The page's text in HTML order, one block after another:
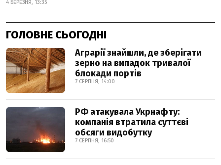
4 БЕРЕЗНЯ, 13:35
ГОЛОВНЕ СЬОГОДНІ
Аграрії знайшли, де зберігати
зерно на випадок тривалої
блокади портів
7 СЕРПНЯ, 14:00
РФ атакувала Укрнафту:
компанія втратила суттєві
обсяги видобутку
7 СЕРПНЯ, 16:50